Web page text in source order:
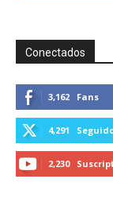
Conectados
3,162 Fans
4,291
2,230